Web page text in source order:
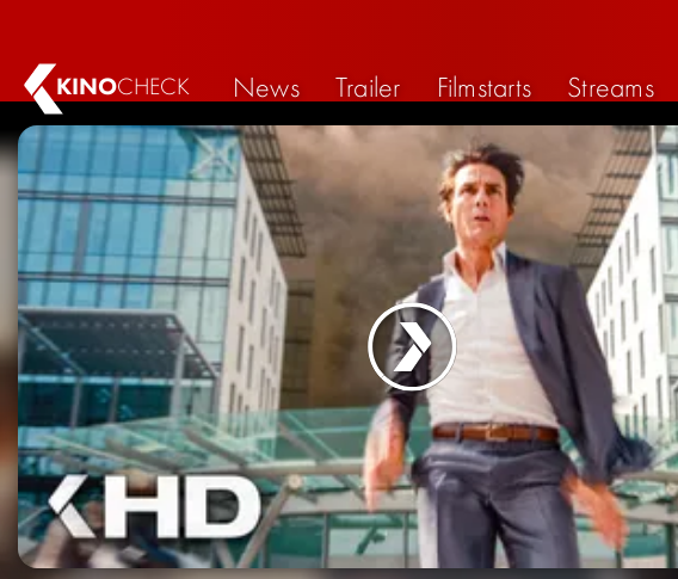
KINOCHECK News Trailer Filmstarts Streams